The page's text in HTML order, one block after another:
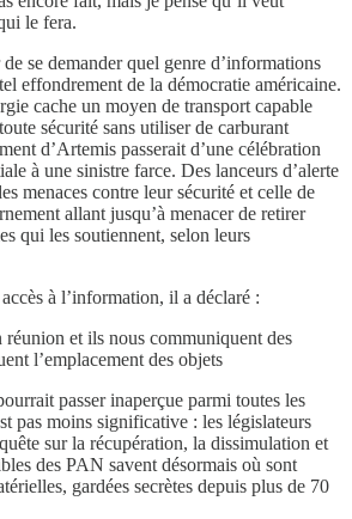
le fera.
se demander quel genre d’informations
effondrement de la démocratie américaine.
cache un moyen de transport capable
sécurité sans utiliser de carburant
d’Artemis passerait d’une célébration
à une sinistre farce. Des lanceurs d’alerte
menaces contre leur sécurité et celle de
allant jusqu’à menacer de retirer
qui les soutiennent, selon leurs
à l’information, il a déclaré :
réunion et ils nous communiquent des
l’emplacement des objets
passer inaperçue parmi toutes les
pas moins significative : les législateurs
sur la récupération, la dissimulation et
des PAN savent désormais où sont
gardées secrètes depuis plus de 70